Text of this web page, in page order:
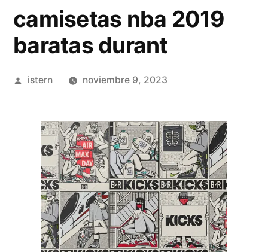
camisetas nba 2019
baratas durant
Publicado
istern noviembre 9, 2023